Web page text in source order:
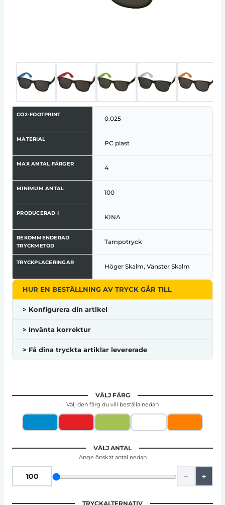
CO2-FOOTPRINT
0.025
MATERIAL
PC plast
MAX ANTAL FÄRGER
4
MINIMUM ANTAL
100
PRODUCERAD I
KINA
REKOMMENDERAD
TRYCKMETOD
Tampotryck
TRYCKPLACERINGAR
Höger Skalm, Vänster Skalm
HUR EN BESTÄLLNING AV TRYCK GÅR TILL
> Konfigurera din artikel
> Invänta korrektur
> Få dina tryckta artiklar levererade
VÄLJ FÄRG
Välj den färg du vill beställa nedan
VÄLJ ANTAL
Ange önskat antal nedan
− +
TRYCKALTERNATIV